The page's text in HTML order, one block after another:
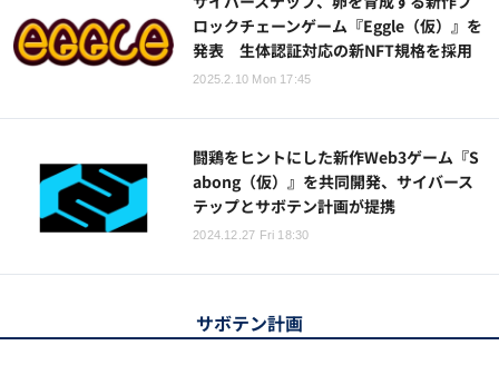
ロックチェーンゲーム『Eggle（仮）』を
発表 生体認証対応の新NFT規格を採用
2025.2.10 Mon 17:45
闘鶏をヒントにした新作Web3ゲーム『S
abong（仮）』を共同開発、サイバース
テップとサボテン計画が提携
2024.12.27 Fri 18:30
サボテン計画